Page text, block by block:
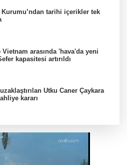
tarihi içerikler tek
arasında 'hava'da yeni
kapasitesi artırıldı
Utku Caner Çaykara
kararı